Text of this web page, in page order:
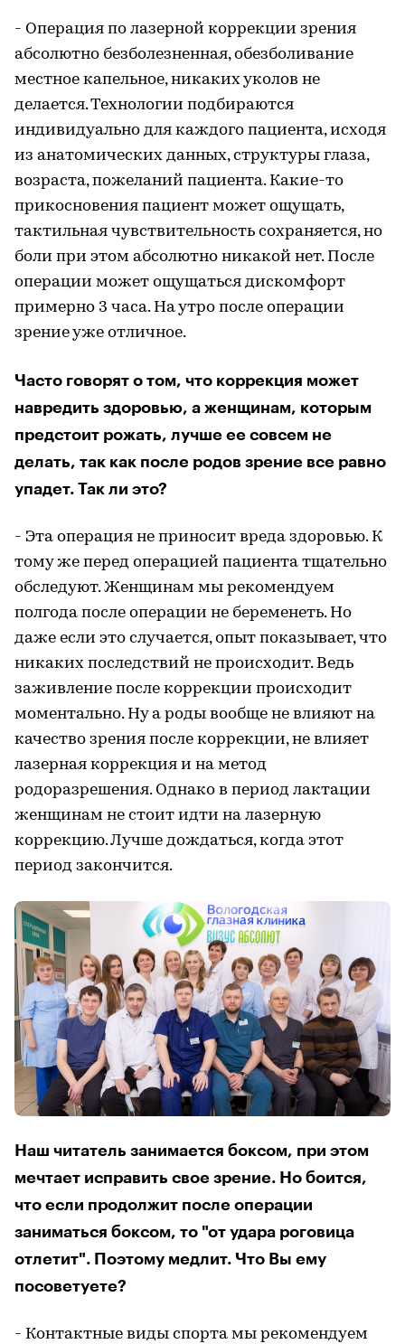
- Операция по лазерной коррекции зрения
абсолютно безболезненная, обезболивание
местное капельное, никаких уколов не
делается. Технологии подбираются
индивидуально для каждого пациента, исходя
из анатомических данных, структуры глаза,
возраста, пожеланий пациента. Какие-то
прикосновения пациент может ощущать,
тактильная чувствительность сохраняется, но
боли при этом абсолютно никакой нет. После
операции может ощущаться дискомфорт
примерно 3 часа. На утро после операции
зрение уже отличное.
Часто говорят о том, что коррекция может
навредить здоровью, а женщинам, которым
предстоит рожать, лучше ее совсем не
делать, так как после родов зрение все равно
упадет. Так ли это?
- Эта операция не приносит вреда здоровью. К
тому же перед операцией пациента тщательно
обследуют. Женщинам мы рекомендуем
полгода после операции не беременеть. Но
даже если это случается, опыт показывает, что
никаких последствий не происходит. Ведь
заживление после коррекции происходит
моментально. Ну а роды вообще не влияют на
качество зрения после коррекции, не влияет
лазерная коррекция и на метод
родоразрешения. Однако в период лактации
женщинам не стоит идти на лазерную
коррекцию. Лучше дождаться, когда этот
период закончится.
Наш читатель занимается боксом, при этом
мечтает исправить свое зрение. Но боится,
что если продолжит после операции
заниматься боксом, то "от удара роговица
отлетит". Поэтому медлит. Что Вы ему
посоветуете?
- Контактные виды спорта мы рекомендуем